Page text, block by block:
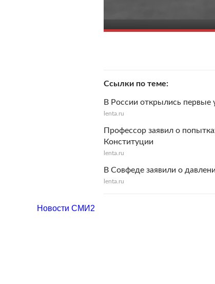
Ссылки по теме
В России открылись первые
lenta.ru
Профессор заявил о
Конституции
lenta.ru
В Совфеде заявили о
lenta.ru
Новости СМИ2